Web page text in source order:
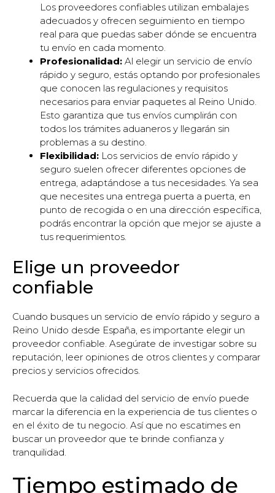
Los proveedores confiables utilizan embalajes
adecuados y ofrecen seguimiento en tiempo
real para que puedas saber dónde se encuentra
tu envío en cada momento.
Profesionalidad: Al elegir un servicio de envío
rápido y seguro, estás optando por profesionales
que conocen las regulaciones y requisitos
necesarios para enviar paquetes al Reino Unido.
Esto garantiza que tus envíos cumplirán con
todos los trámites aduaneros y llegarán sin
problemas a su destino.
Flexibilidad: Los servicios de envío rápido y
seguro suelen ofrecer diferentes opciones de
entrega, adaptándose a tus necesidades. Ya sea
que necesites una entrega puerta a puerta, en
punto de recogida o en una dirección específica,
podrás encontrar la opción que mejor se ajuste a
tus requerimientos.
Elige un proveedor
confiable
Cuando busques un servicio de envío rápido y seguro a
Reino Unido desde España, es importante elegir un
proveedor confiable. Asegúrate de investigar sobre su
reputación, leer opiniones de otros clientes y comparar
precios y servicios ofrecidos.
Recuerda que la calidad del servicio de envío puede
marcar la diferencia en la experiencia de tus clientes o
en el éxito de tu negocio. Así que no escatimes en
buscar un proveedor que te brinde confianza y
tranquilidad.
Tiempo estimado de